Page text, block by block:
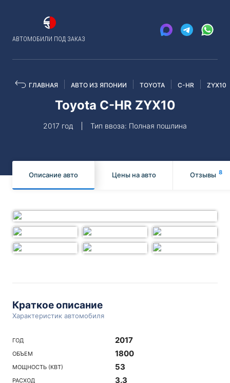
АВТОМОБИЛИ ПОД ЗАКАЗ
ГЛАВНАЯ АВТО ИЗ ЯПОНИИ TOYOTA C-HR ZYX10
Toyota C-HR ZYX10
2017 год Тип ввоза: Полная пошлина
Описание авто Цены на авто Отзывы 8
Краткое описание
Характеристик автомобиля
ГОД 2017
ОБЪЕМ 1800
МОЩНОСТЬ (КВТ) 53
РАСХОД 3.3